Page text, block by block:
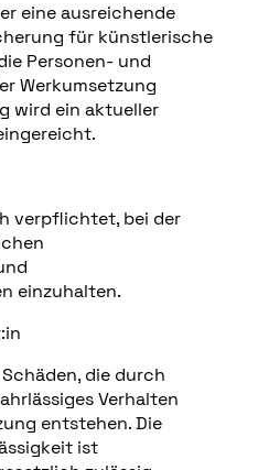
eine ausreichende
für künstlerische
Personen- und
Werkumsetzung
wird ein aktueller
verpflichtet, bei der
einzuhalten.
die durch
Verhalten
entstehen. Die
ist